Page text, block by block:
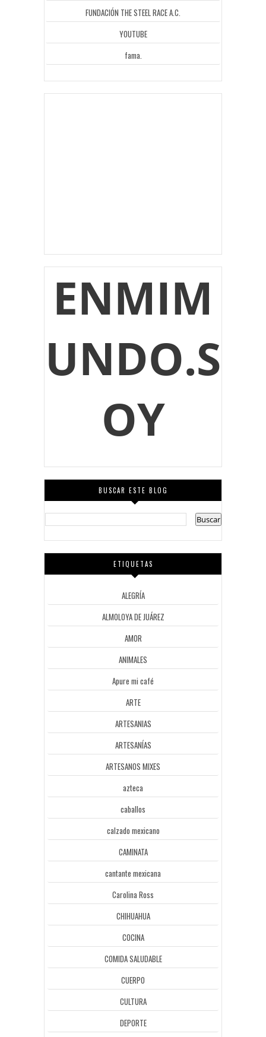
FUNDACIÓN THE STEEL RACE A.C.
YOUTUBE
fama.
ENMIM
UNDO.S
OY
BUSCAR ESTE BLOG
ETIQUETAS
ALEGRÍA
ALMOLOYA DE JUÁREZ
AMOR
ANIMALES
Apure mi café
ARTE
ARTESANIAS
ARTESANÍAS
ARTESANOS MIXES
azteca
caballos
calzado mexicano
CAMINATA
cantante mexicana
Carolina Ross
CHIHUAHUA
COCINA
COMIDA SALUDABLE
CUERPO
CULTURA
DEPORTE